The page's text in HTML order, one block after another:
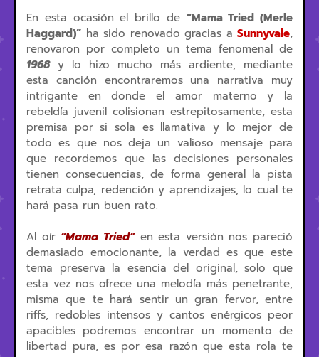
En esta ocasión el brillo de “Mama Tried (Merle
Haggard)” ha sido renovado gracias a Sunnyvale,
renovaron por completo un tema fenomenal de
1968y lo hizo mucho más ardiente, mediante
esta canción encontraremos una narrativa muy
intrigante en donde el amor materno y la
rebeldía juvenil colisionan estrepitosamente, esta
premisa por si sola es llamativa y lo mejor de
todo es que nos deja un valioso mensaje para
que recordemos que las decisiones personales
tienen consecuencias, de forma general la pista
retrata culpa, redención y aprendizajes, lo cual te
hará pasa run buen rato.
Al oír “Mama Tried”en esta versión nos pareció
demasiado emocionante, la verdad es que este
tema preserva la esencia del original, solo que
esta vez nos ofrece una melodía más penetrante,
misma que te hará sentir un gran fervor, entre
riffs, redobles intensos y cantos enérgicos peor
apacibles podremos encontrar un momento de
libertad pura, es por esa razón que esta rola te